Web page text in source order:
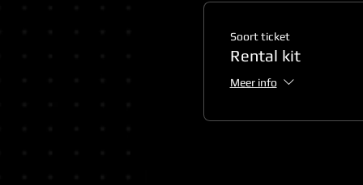
Soort ticket
Rental kit
Meer info